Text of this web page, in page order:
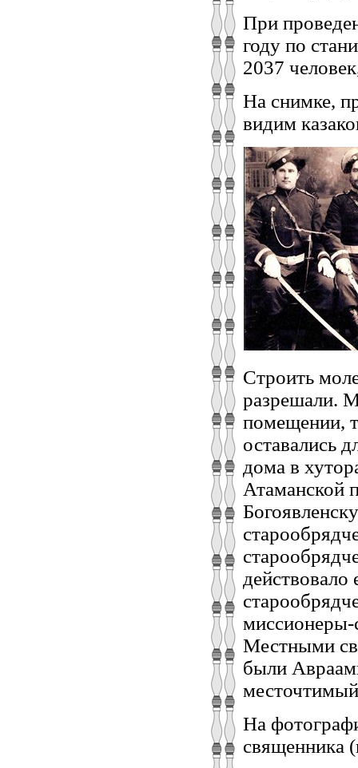
При
году по
2037
На снимке,
видим
Строить
разрешали.
помещении,
оставались
дома в
Атаманской
миссионеры-
Местными
были
На
священника